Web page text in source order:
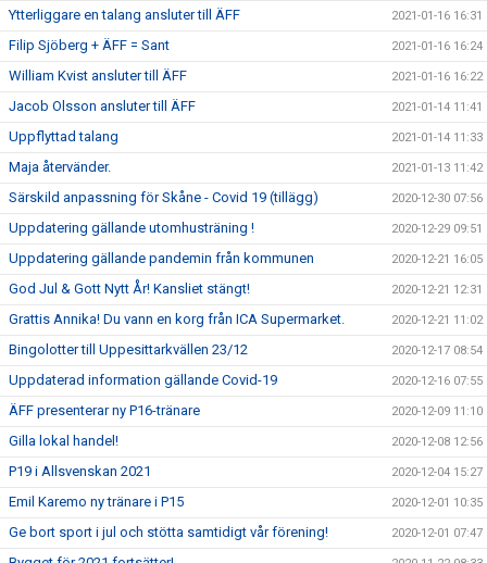
Ytterliggare en talang ansluter till ÄFF 2021-01-16 16:31
Filip Sjöberg + ÄFF = Sant 2021-01-16 16:24
William Kvist ansluter till ÄFF 2021-01-16 16:22
Jacob Olsson ansluter till ÄFF 2021-01-14 11:41
Uppflyttad talang 2021-01-14 11:33
Maja återvänder. 2021-01-13 11:42
Särskild anpassning för Skåne - Covid 19 (tillägg) 2020-12-30 07:56
Uppdatering gällande utomhusträning ! 2020-12-29 09:51
Uppdatering gällande pandemin från kommunen 2020-12-21 16:05
God Jul & Gott Nytt År! Kansliet stängt! 2020-12-21 12:31
Grattis Annika! Du vann en korg från ICA Supermarket. 2020-12-21 11:02
Bingolotter till Uppesittarkvällen 23/12 2020-12-17 08:54
Uppdaterad information gällande Covid-19 2020-12-16 07:55
ÄFF presenterar ny P16-tränare 2020-12-09 11:10
Gilla lokal handel! 2020-12-08 12:56
P19 i Allsvenskan 2021 2020-12-04 15:27
Emil Karemo ny tränare i P15 2020-12-01 10:35
Ge bort sport i jul och stötta samtidigt vår förening! 2020-12-01 07:47